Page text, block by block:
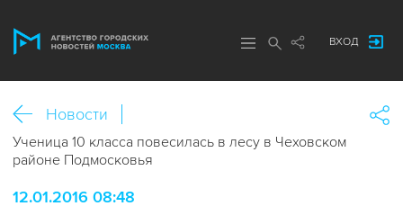
ВХОД
Новости
Ученица 10 класса повесилась в лесу в Чеховском
районе Подмосковья
12.01.2016 08:48